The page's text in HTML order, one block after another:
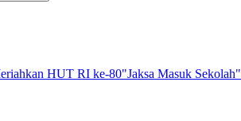
HUT RI ke-80"Jaksa Masuk Sekolah"